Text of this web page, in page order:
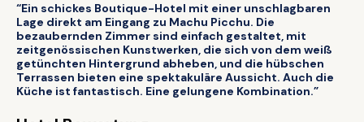
“Ein schickes Boutique-Hotel mit einer unschlagbaren
Lage direkt am Eingang zu Machu Picchu. Die
bezaubernden Zimmer sind einfach gestaltet, mit
zeitgenössischen Kunstwerken, die sich von dem weiß
getünchten Hintergrund abheben, und die hübschen
Terrassen bieten eine spektakuläre Aussicht. Auch die
Küche ist fantastisch. Eine gelungene Kombination.”